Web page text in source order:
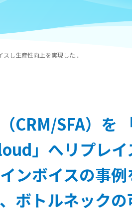
スし生産性向上を実現した...
CRM/SFA）を
」へリプレ
ンボイスの事
ボトルネック